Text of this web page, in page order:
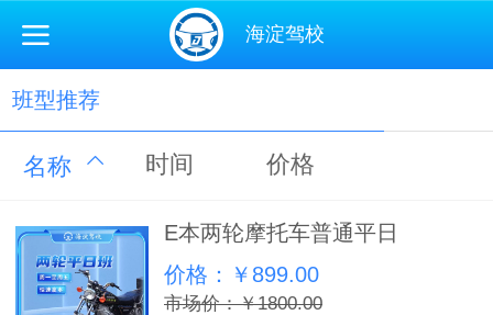
海淀驾校
班型推荐
名称 时间 价格
E本两轮摩托车普通平日
价格：￥899.00
市场价：￥1800.00